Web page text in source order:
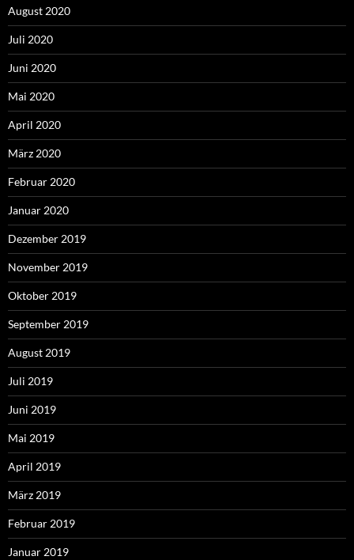
August 2020
Juli 2020
Juni 2020
Mai 2020
April 2020
März 2020
Februar 2020
Januar 2020
Dezember 2019
November 2019
Oktober 2019
September 2019
August 2019
Juli 2019
Juni 2019
Mai 2019
April 2019
März 2019
Februar 2019
Januar 2019